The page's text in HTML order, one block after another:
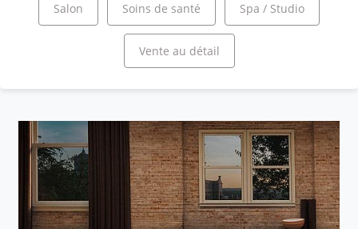
Salon Soins de santé Spa / Studio
Vente au détail